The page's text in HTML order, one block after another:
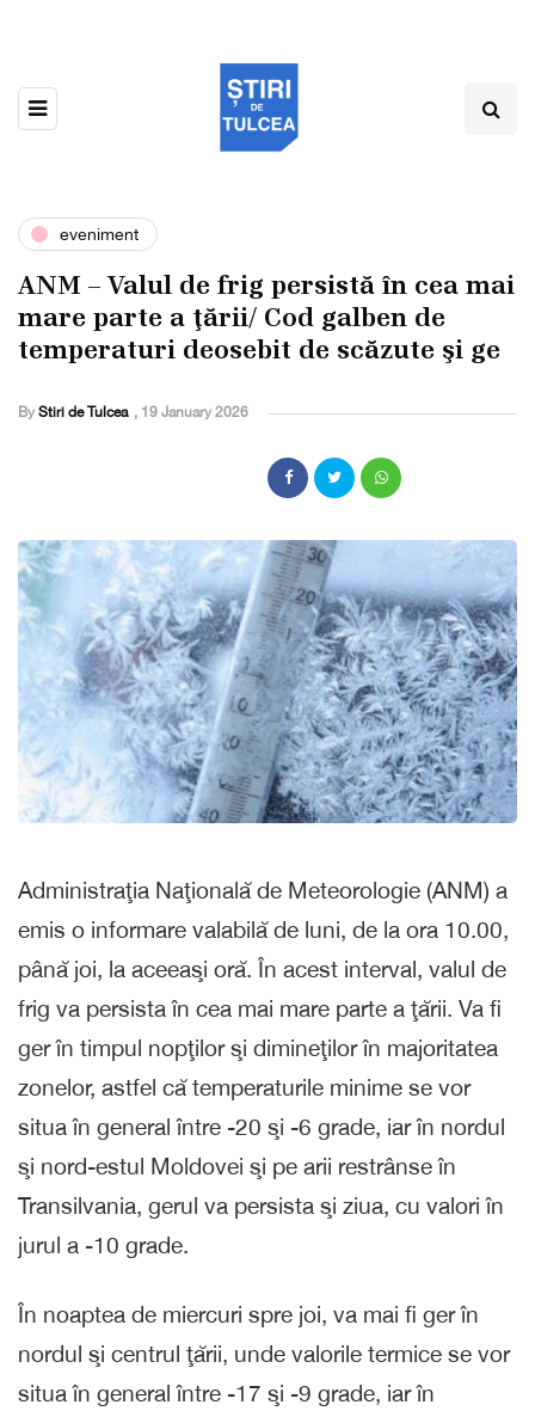
eveniment
ANM – Valul de frig persistă în cea mai
mare parte a ţării/ Cod galben de
temperaturi deosebit de scăzute şi ge
By Stiri de Tulcea , 19 January 2026
Administraţia Naţională de Meteorologie (ANM) a
emis o informare valabilă de luni, de la ora 10.00,
până joi, la aceeaşi oră. În acest interval, valul de
frig va persista în cea mai mare parte a ţării. Va fi
ger în timpul nopţilor şi dimineţilor în majoritatea
zonelor, astfel că temperaturile minime se vor
situa în general între -20 şi -6 grade, iar în nordul
şi nord-estul Moldovei şi pe arii restrânse în
Transilvania, gerul va persista şi ziua, cu valori în
jurul a -10 grade.
În noaptea de miercuri spre joi, va mai fi ger în
nordul şi centrul ţării, unde valorile termice se vor
situa în general între -17 şi -9 grade, iar în